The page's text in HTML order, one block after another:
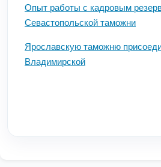
Опыт работы с кадровым
Севастопольской таможни
Ярославскую таможню
Владимирской